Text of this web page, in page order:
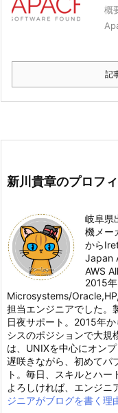
概
記
新川貴章のプロフ
岐阜県
機メー
から
Japan
AWS
2015
Microsystems/
担当エンジニアでした。
日夜サポート。2015年
シスのポジションで大規
は、UNIXを中心にオン
遅咲きながら、初めてパ
ト。毎日、スキルとハー
よろしければ、エンジニ
ジニアがブログを書く理